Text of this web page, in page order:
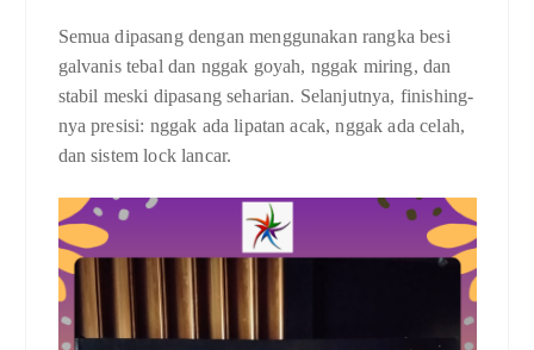
Semua dipasang dengan menggunakan rangka besi
galvanis tebal dan nggak goyah, nggak miring, dan
stabil meski dipasang seharian. Selanjutnya, finishing-
nya presisi: nggak ada lipatan acak, nggak ada celah,
dan sistem lock lancar.